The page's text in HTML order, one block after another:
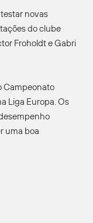
novas
do clube
Froholdt e Gabri
Campeonato
Liga Europa. Os
uma boa